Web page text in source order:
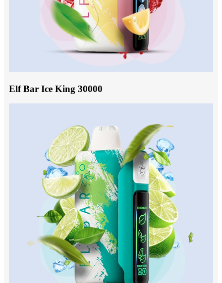
Elf Bar Ice King 30000